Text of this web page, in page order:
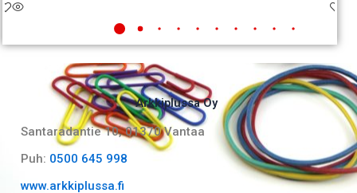
Arkkiplussa Oy
Santaradantie 10, 01370 Vantaa​
Puh: 0500 645 998
www.arkkiplussa.fi